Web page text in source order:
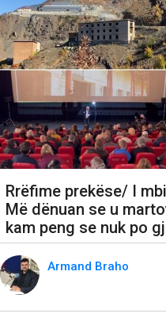
Rrëfime prekëse/ I
Më dënuan se u
kam peng se nuk po
Armand Braho